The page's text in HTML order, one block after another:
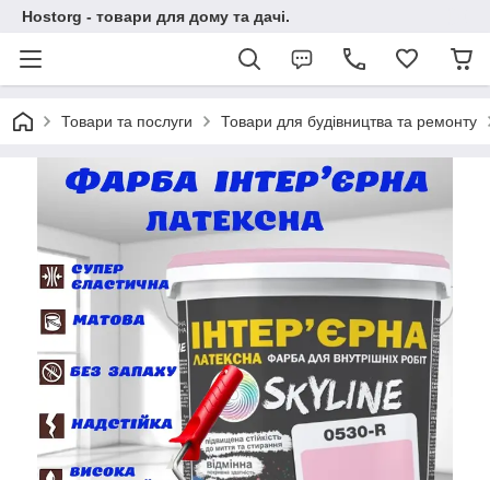
Hostorg - товари для дому та дачі.
Товари та послуги Товари для будівництва та ремонту